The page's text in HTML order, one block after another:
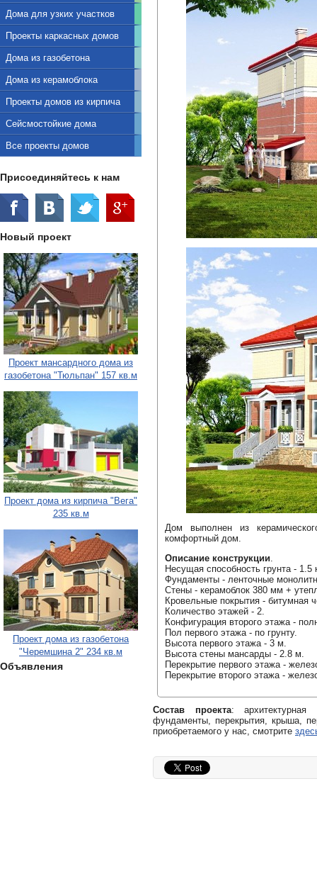
Дома для узких участков
Проекты каркасных домов
Дома из газобетона
Дома из керамоблока
Проекты домов из кирпича
Сейсмостойкие дома
Все проекты домов
Присоединяйтесь к нам
Новый проект
Проект мансардного дома из
газобетона "Тюльпан" 157 кв.м
Проект дома из кирпича "Вега"
235 кв.м
Проект дома из газобетона
"Черемшина 2" 234 кв.м
Объявления
Дом выполнен из
комфортный дом.
Описание конструкции.
Несущая способность грунта - 1.5
Фундаменты - ленточные
Стены - керамоблок 380 мм +
Кровельные покрытия - битумная
Количество этажей - 2.
Конфигурация второго этажа -
Пол первого этажа - по грунту.
Высота первого этажа - 3 м.
Высота стены мансарды - 2.8 м.
Перекрытие первого этажа -
Перекрытие второго этажа -
Состав проекта:
фундаменты, перекрытия, крыша,
приобретаемого у нас, смотрите